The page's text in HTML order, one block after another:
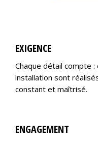
EXIGENCE
Chaque détail compte
installation sont
constant et maîtrisé.
ENGAGEMENT